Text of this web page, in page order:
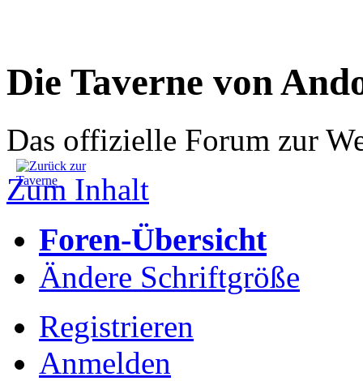
Die Taverne von
Das offizielle Forum zur
Zum Inhalt
Foren-Übersicht
Ändere Schriftgröße
Registrieren
Anmelden